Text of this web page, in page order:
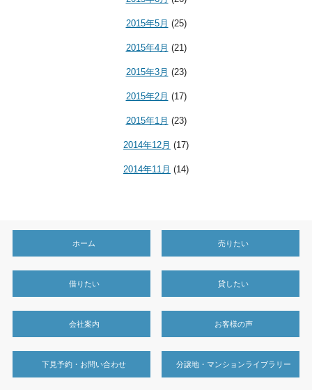
2015年5月 (25)
2015年4月 (21)
2015年3月 (23)
2015年2月 (17)
2015年1月 (23)
2014年12月 (17)
2014年11月 (14)
ホーム 売りたい
借りたい 貸したい
会社案内 お客様の声
下見予約・お問い合わせ 分譲地・マンションライブラリー